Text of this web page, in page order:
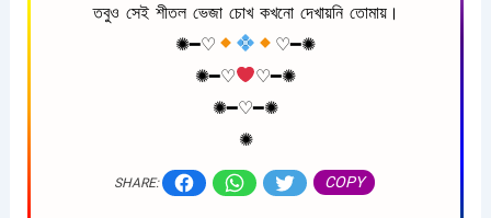
তবুও সেই শীতল ভেজা চোখ কখনো দেখায়নি তোমায়।
✺━♡︎
♡︎━✺
✺━♡︎
♡︎━✺
✺━♡︎━✺
✺
SHARE: COPY